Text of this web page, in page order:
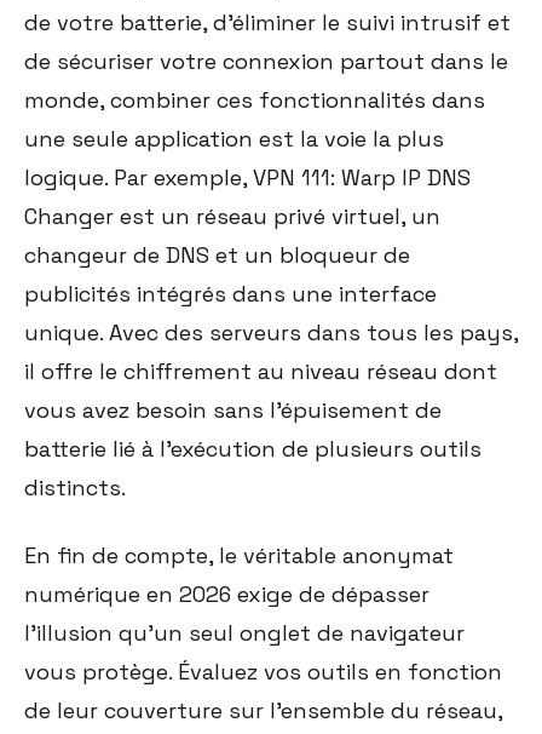
de votre batterie, d'éliminer le suivi intrusif et
de sécuriser votre connexion partout dans le
monde, combiner ces fonctionnalités dans
une seule application est la voie la plus
logique. Par exemple, VPN 111: Warp IP DNS
Changer est un réseau privé virtuel, un
changeur de DNS et un bloqueur de
publicités intégrés dans une interface
unique. Avec des serveurs dans tous les pays,
il offre le chiffrement au niveau réseau dont
vous avez besoin sans l'épuisement de
batterie lié à l'exécution de plusieurs outils
distincts.
En fin de compte, le véritable anonymat
numérique en 2026 exige de dépasser
l'illusion qu'un seul onglet de navigateur
vous protège. Évaluez vos outils en fonction
de leur couverture sur l'ensemble du réseau,